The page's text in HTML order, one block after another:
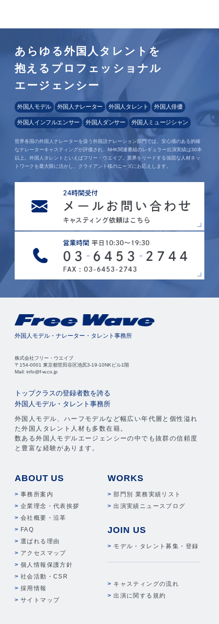
あらゆる外国人タレントを
抱えるプロフェッショナル
エージェンシー
外国人モデル 外国人ナレーター 外国人タレント 外国人俳優
外国人インフルエンサー 外国人ダンサー 外国人ミュージシャン
世界各国の外国人ナレーターを扱う外国語ナレーション部門では、安心感のある的確
なナレーターキャスティングが評価され、NHK関連番組のレギュラー出演実績は30本
以上。外国人タレントといえばフリー・ウエイブ。業界をリードする強固な人材ネッ
トワークを最大限に活かし、クライアント様のニーズにお応えします。
外国人モデル・ナレーター・タレント事務所
株式会社フリー・ウエイブ
〒154-0001 東京都世田谷区池尻3-19-10NKビル1階
Mail: info@f-w.co.jp
トップクラスの登録者数を誇る
外国人モデル・タレント事務所
外国人モデル、ハーフモデルなど幅広い年代層と個性溢れ
た外国人タレント人材も多数在籍。
数ある外国人モデルエージェンシーの中でも抜群の信頼度
と豊富な経験があります。
ABOUT US
事務所案内
企業理念・代表挨拶
会社概要・沿革
FAQ
選ばれる理由
アクセスマップ
個人情報保護方針
社会活動・CSR
採用情報
サイトマップ
WORKS
部門別 業務実績リスト
出演実績ニュースブログ
JOIN US
モデル・タレント募集・登録
キャスティングの流れ
出演に関する規約